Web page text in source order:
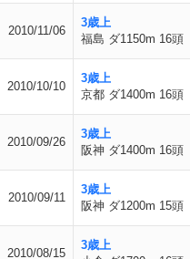
2010/11/06
3歳上
福島 ダ1150m 16頭
2010/10/10
3歳上
京都 ダ1400m 16頭
2010/09/26
3歳上
阪神 ダ1400m 16頭
2010/09/11
3歳上
阪神 ダ1200m 15頭
2010/08/15
3歳上